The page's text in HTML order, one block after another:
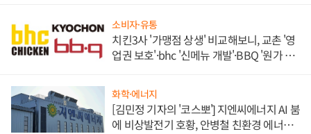
소비자·유통
치킨3사 '가맹점 상생' 비교해보니, 교촌 '영
업권 보호'·bhc '신메뉴 개발'·BBQ '원가 부
화학·에너지
[김민정 기자의 '코스뽀'] 지엔씨에너지 AI 붐
에 비상발전기 호황, 안병철 친환경 에너지